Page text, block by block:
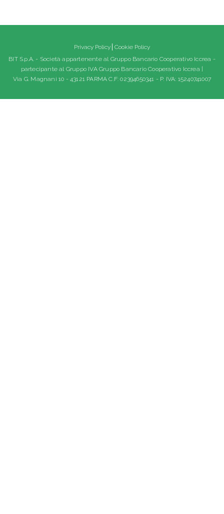
Privacy Policy Cookie Policy
BIT S.p.A. - Società appartenente al Gruppo Bancario Cooperativo Iccrea -
partecipante al Gruppo IVA Gruppo Bancario Cooperativo Iccrea |
Via G. Magnani 10 - 43121 PARMA C.F: 02394650341 - P. IVA: 15240741007